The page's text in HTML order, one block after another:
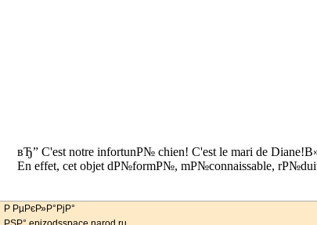
вЂ” C'est notre infortunР№ chien! C'est le mari de
En effet, cet objet dР№formР№, mР№connaissable, rР№duit
Р РµРєР»Р°РјР°